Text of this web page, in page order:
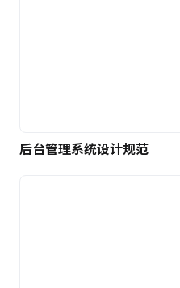
后台管理系统设计规范